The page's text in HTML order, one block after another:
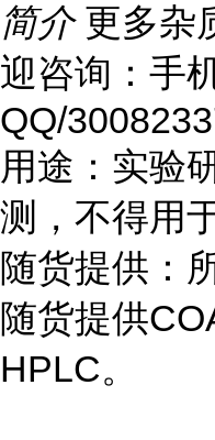
简介 更多杂
迎咨询：手
QQ/
用途：实验
测，不得用
随货提供：
随货提供
HPLC。